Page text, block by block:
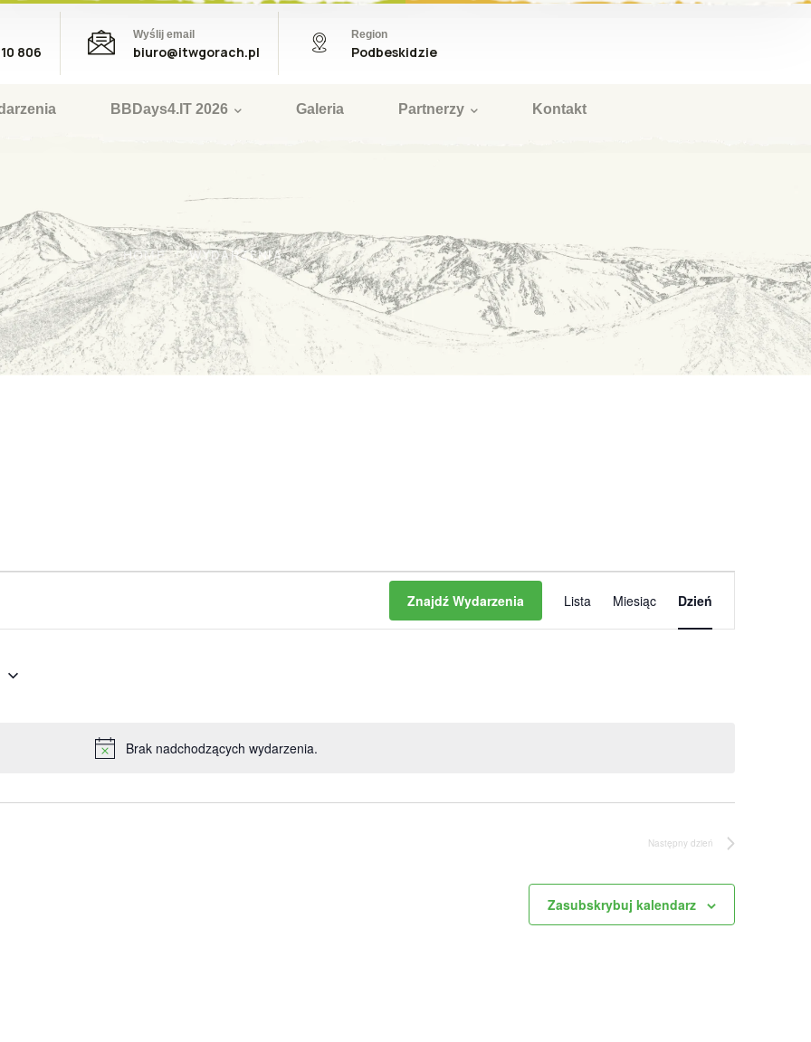
806
Wyślij email
biuro@itwgorach.pl
Region
Podbeskidzie
BBDays4.IT 2026 Galeria Partnerzy Kontakt
HOME WYDARZENIA
Powiadomienie
Brak nadchodzących wydarzenia.
Znajdź Wydarzenia
Wydarzenie
Widoki
Lista Miesiąc Dzień
Następny dzień
Zasubskrybuj kalendarz